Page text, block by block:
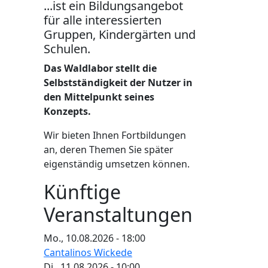
...ist ein Bildungsangebot
für alle interessierten
Gruppen, Kindergärten und
Schulen.
Das Waldlabor stellt die
Selbstständigkeit der Nutzer in
den Mittelpunkt seines
Konzepts.
Wir bieten Ihnen Fortbildungen
an, deren Themen Sie später
eigenständig umsetzen können.
Künftige
Veranstaltungen
Mo., 10.08.2026 - 18:00
Cantalinos Wickede